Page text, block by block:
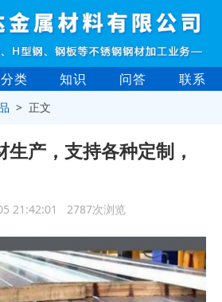
分类 知识 问答 联系
> 正文
产，支持各种定制，
21:42:01 2787次浏览